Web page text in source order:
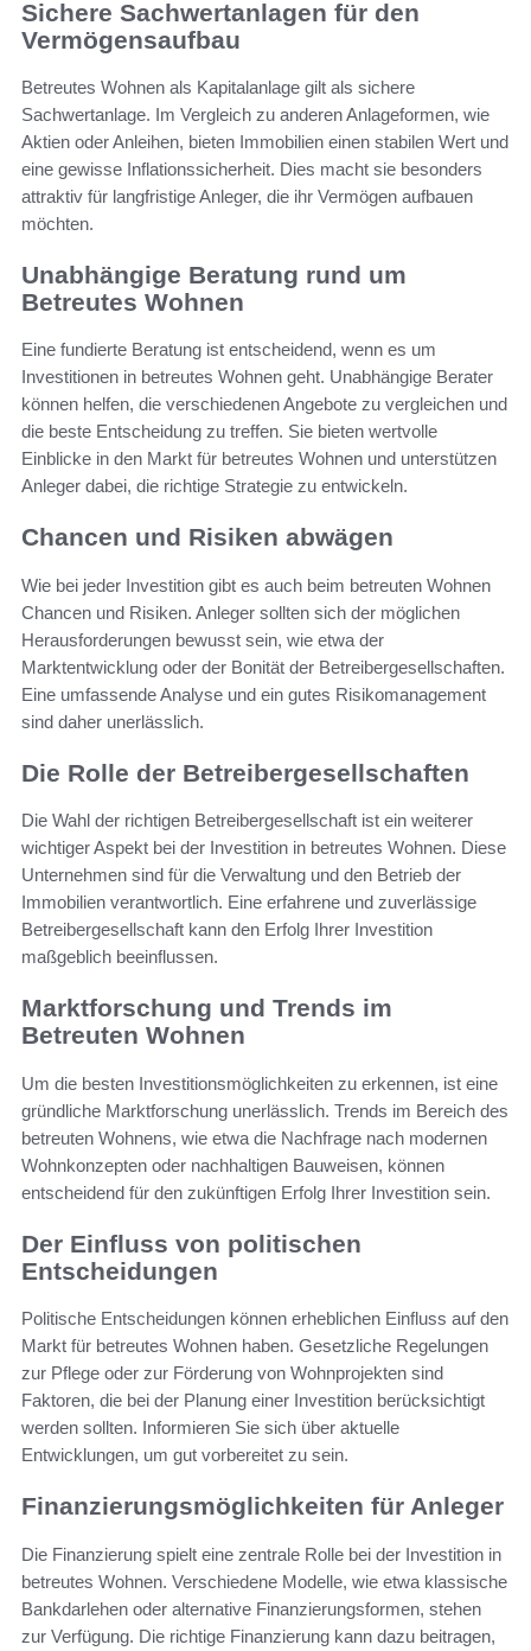
Sichere Sachwertanlagen für den
Vermögensaufbau
Betreutes Wohnen als Kapitalanlage gilt als sichere
Sachwertanlage. Im Vergleich zu anderen Anlageformen, wie
Aktien oder Anleihen, bieten Immobilien einen stabilen Wert und
eine gewisse Inflationssicherheit. Dies macht sie besonders
attraktiv für langfristige Anleger, die ihr Vermögen aufbauen
möchten.
Unabhängige Beratung rund um
Betreutes Wohnen
Eine fundierte Beratung ist entscheidend, wenn es um
Investitionen in betreutes Wohnen geht. Unabhängige Berater
können helfen, die verschiedenen Angebote zu vergleichen und
die beste Entscheidung zu treffen. Sie bieten wertvolle
Einblicke in den Markt für betreutes Wohnen und unterstützen
Anleger dabei, die richtige Strategie zu entwickeln.
Chancen und Risiken abwägen
Wie bei jeder Investition gibt es auch beim betreuten Wohnen
Chancen und Risiken. Anleger sollten sich der möglichen
Herausforderungen bewusst sein, wie etwa der
Marktentwicklung oder der Bonität der Betreibergesellschaften.
Eine umfassende Analyse und ein gutes Risikomanagement
sind daher unerlässlich.
Die Rolle der Betreibergesellschaften
Die Wahl der richtigen Betreibergesellschaft ist ein weiterer
wichtiger Aspekt bei der Investition in betreutes Wohnen. Diese
Unternehmen sind für die Verwaltung und den Betrieb der
Immobilien verantwortlich. Eine erfahrene und zuverlässige
Betreibergesellschaft kann den Erfolg Ihrer Investition
maßgeblich beeinflussen.
Marktforschung und Trends im
Betreuten Wohnen
Um die besten Investitionsmöglichkeiten zu erkennen, ist eine
gründliche Marktforschung unerlässlich. Trends im Bereich des
betreuten Wohnens, wie etwa die Nachfrage nach modernen
Wohnkonzepten oder nachhaltigen Bauweisen, können
entscheidend für den zukünftigen Erfolg Ihrer Investition sein.
Der Einfluss von politischen
Entscheidungen
Politische Entscheidungen können erheblichen Einfluss auf den
Markt für betreutes Wohnen haben. Gesetzliche Regelungen
zur Pflege oder zur Förderung von Wohnprojekten sind
Faktoren, die bei der Planung einer Investition berücksichtigt
werden sollten. Informieren Sie sich über aktuelle
Entwicklungen, um gut vorbereitet zu sein.
Finanzierungsmöglichkeiten für Anleger
Die Finanzierung spielt eine zentrale Rolle bei der Investition in
betreutes Wohnen. Verschiedene Modelle, wie etwa klassische
Bankdarlehen oder alternative Finanzierungsformen, stehen
zur Verfügung. Die richtige Finanzierung kann dazu beitragen,